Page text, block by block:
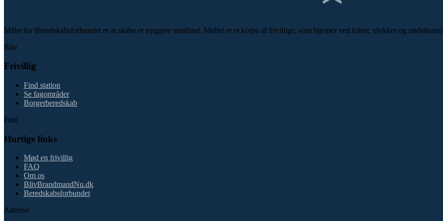
Målet for Beredskabsforbundet er at skabe et tryggere samfund. Midlet er et korps af frivillige, som hjælper ved kriser, ulykker og
Bliv
Frivillig
Find station
Se fagområder
Borgerberedskab
Find
Hurtige links
Mød en frivillig
FAQ
Om os
BlivBrandmandNu.dk
Beredskabsforbundet
Adresse